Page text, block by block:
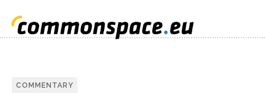
COMMENTARY